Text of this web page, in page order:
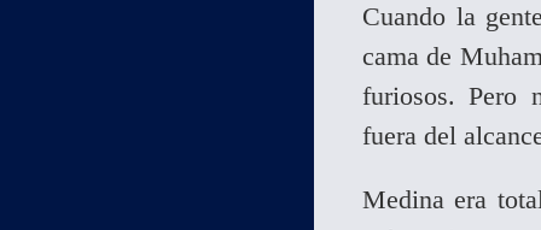
Cuando la
cama de
furiosos. Pero
fuera del
Medina era